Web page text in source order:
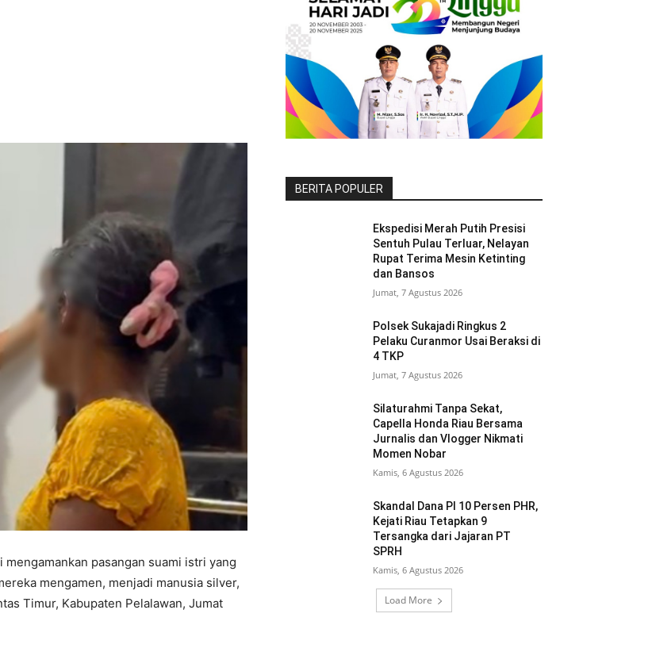
mengamankan pasangan suami istri yang
mengamen, menjadi manusia silver,
Timur, Kabupaten Pelalawan, Jumat
BERITA POPULER
Ekspedisi Merah Putih Presisi
Sentuh Pulau Terluar, Nelayan
Rupat Terima Mesin Ketinting
dan Bansos
Jumat, 7 Agustus 2026
Polsek Sukajadi Ringkus 2
Pelaku Curanmor Usai Beraksi di
4 TKP
Jumat, 7 Agustus 2026
Silaturahmi Tanpa Sekat,
Capella Honda Riau Bersama
Jurnalis dan Vlogger Nikmati
Momen Nobar
Kamis, 6 Agustus 2026
Skandal Dana PI 10 Persen PHR,
Kejati Riau Tetapkan 9
Tersangka dari Jajaran PT
SPRH
Kamis, 6 Agustus 2026
Load More